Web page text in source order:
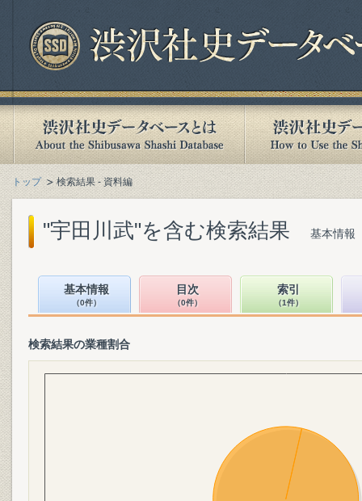
トップ 検索結果 - 資料編
"宇田川武"を含む検索結果 基本情報
基本情報
（0件）
目次
（0件）
索引
（1件）
検索結果の業種割合